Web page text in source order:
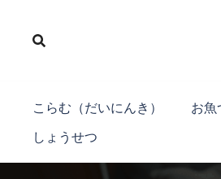
こらむ（だいにんき） お魚
しょうせつ